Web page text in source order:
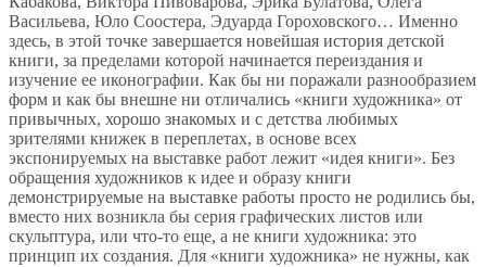
Васильева, Юло Соостера, Эдуарда Гороховского… Именно
здесь, в этой точке завершается новейшая история детской
книги, за пределами которой начинается переиздания и
изучение ее иконографии. Как бы ни поражали разнообразием
форм и как бы внешне ни отличались «книги художника» от
привычных, хорошо знакомых и с детства любимых
зрителями книжек в переплетах, в основе всех
экспонируемых на выставке работ лежит «идея книги». Без
обращения художников к идее и образу книги
демонстрируемые на выставке работы просто не родились бы,
вместо них возникла бы серия графических листов или
скульптура, или что-то еще, а не книги художника: это
принцип их создания. Для «книги художника» не нужны, как